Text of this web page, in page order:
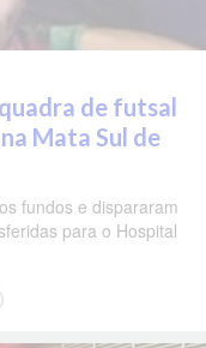
de futsal
Mata Sul de
fundos e dispararam
para o Hospital